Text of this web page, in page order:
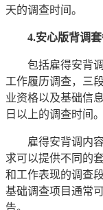
天的调查时间。
4.安心版背调
包括雇得安背
工作履历调查，三
业资格以及基础信
日以上的调查时间。
雇得安背调内
求可以提供不同的
和工作表现的调查
基础调查项目通常
告。